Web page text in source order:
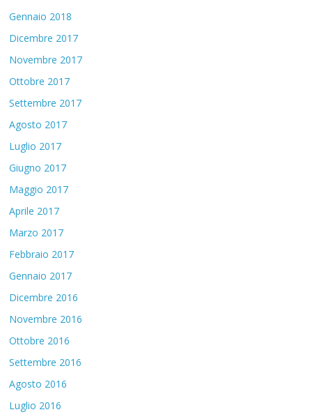
Gennaio 2018
Dicembre 2017
Novembre 2017
Ottobre 2017
Settembre 2017
Agosto 2017
Luglio 2017
Giugno 2017
Maggio 2017
Aprile 2017
Marzo 2017
Febbraio 2017
Gennaio 2017
Dicembre 2016
Novembre 2016
Ottobre 2016
Settembre 2016
Agosto 2016
Luglio 2016